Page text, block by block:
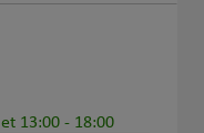
13:00 - 18:00